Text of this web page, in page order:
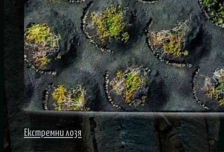
Eкстремни лозя